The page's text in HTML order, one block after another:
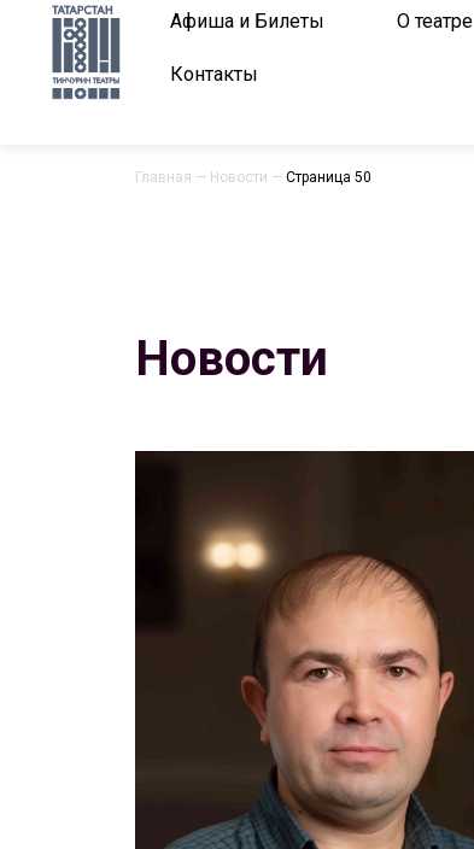
Афиша и Билеты О театре
Контакты
Главная — Новости — Страница 50
Новости